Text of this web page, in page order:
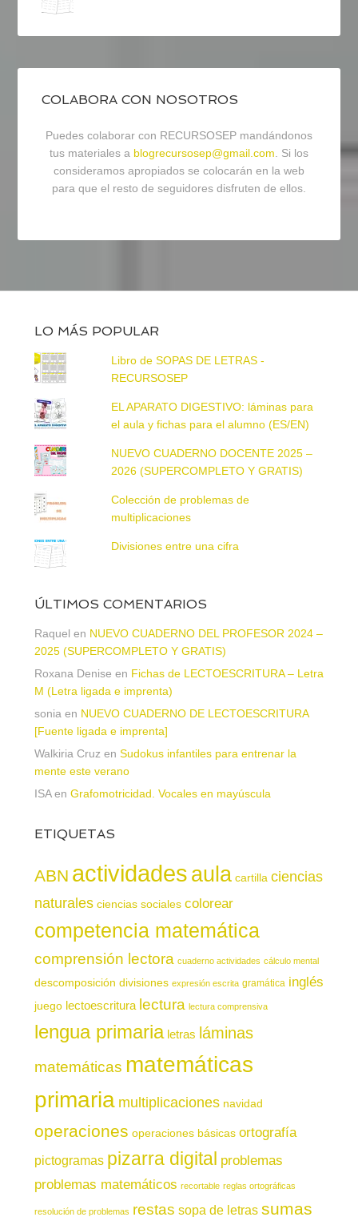
COLABORA CON NOSOTROS
Puedes colaborar con RECURSOSEP mandándonos
tus materiales a blogrecursosep@gmail.com. Si los
consideramos apropiados se colocarán en la web
para que el resto de seguidores disfruten de ellos.
LO MÁS POPULAR
Libro de SOPAS DE LETRAS -
RECURSOSEP
EL APARATO DIGESTIVO: láminas para
el aula y fichas para el alumno (ES/EN)
NUEVO CUADERNO DOCENTE 2025 –
2026 (SUPERCOMPLETO Y GRATIS)
Colección de problemas de
multiplicaciones
Divisiones entre una cifra
ÚLTIMOS COMENTARIOS
Raquel en NUEVO CUADERNO DEL PROFESOR 2024 –
2025 (SUPERCOMPLETO Y GRATIS)
Roxana Denise en Fichas de LECTOESCRITURA – Letra
M (Letra ligada e imprenta)
sonia en NUEVO CUADERNO DE LECTOESCRITURA
[Fuente ligada e imprenta]
Walkiria Cruz en Sudokus infantiles para entrenar la
mente este verano
ISAen Grafomotricidad. Vocales en mayúscula
ETIQUETAS
ABN actividadesaula cartilla ciencias
naturales ciencias sociales colorear
competencia matemática
comprensión lectora cuaderno actividades cálculo mental
descomposición divisiones expresión escrita gramática inglés
juego lectoescritura lectura lectura comprensiva
lengua primaria letras láminas
matemáticas matemáticas
primaria multiplicaciones navidad
operaciones operaciones básicas ortografía
pictogramas pizarra digital problemas
problemas matemáticos recortable reglas ortográficas
resolución de problemas restas sopa de letras sumas